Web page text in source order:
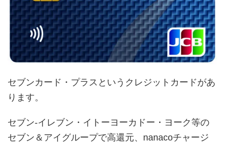
セブンカード・プラスというクレジットカードがあ
ります。
セブン-イレブン・イトーヨーカドー・ヨーク等の
セブン＆アイグループで高還元、nanacoチャージ